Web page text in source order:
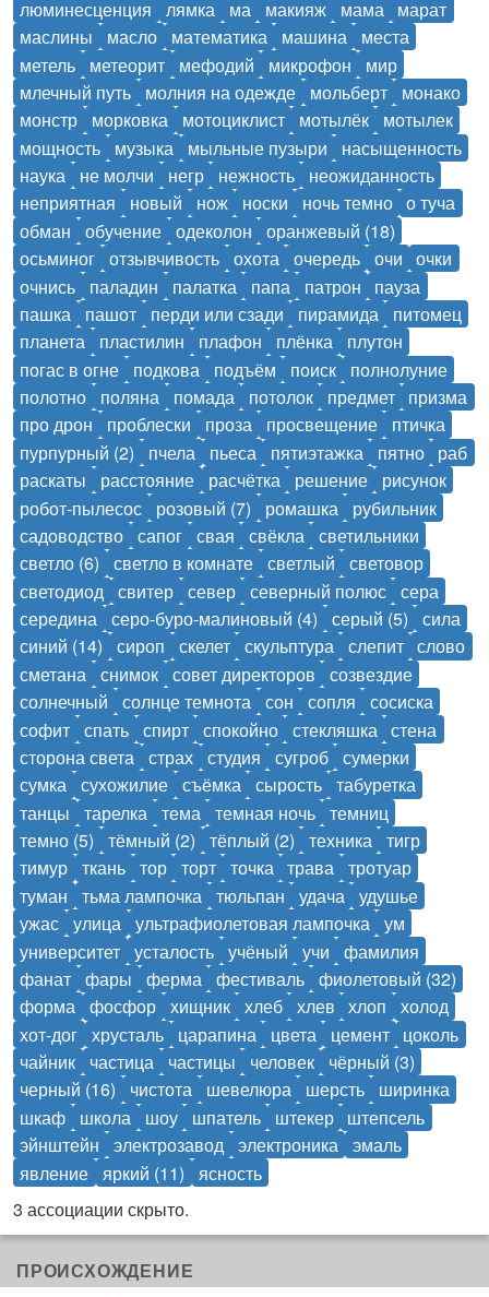
люминесценция лямка ма макияж мама марат
маслины
масло математика машина
места
метель
метеорит мефодий микрофон
мир
млечный путь
молния на одежде мольберт
монако
монстр
морковка мотоциклист мотылёк
мотылек
мощность
музыка мыльные пузыри
насыщенность
наука
не молчи негр нежность
неожиданность
неприятная
новый нож носки ночь темно о туча
обман
обучение одеколон
оранжевый (18)
осьминог отзывчивость охота очередь очи очки
очнись
паладин палатка папа патрон
пауза
пашка
пашот перди или сзади пирамида
питомец
планета
пластилин плафон плёнка
плутон
погас в огне
подкова подъём поиск
полнолуние
полотно
поляна помада потолок предмет призма
про дрон
проблески проза просвещение
птичка
пурпурный (2)
пчела пьеса пятиэтажка пятно раб
раскаты
расстояние расчётка решение
рисунок
робот-пылесос
розовый (7) ромашка
рубильник
садоводство сапог свая свёкла светильники
светло (6)
светло в комнате светлый
световор
светодиод свитер север северный полюс сера
середина серо-буро-малиновый (4) серый (5)
сила
синий (14)
сироп скелет скульптура слепит слово
сметана снимок совет директоров
созвездие
солнечный
солнце темнота сон сопля
сосиска
софит спать спирт спокойно стекляшка стена
сторона света страх студия сугроб сумерки
сумка сухожилие съёмка сырость табуретка
танцы
тарелка тема темная ночь темниц
темно (5)
тёмный (2) тёплый (2) техника тигр
тимур ткань тор торт точка трава тротуар
туман
тьма лампочка тюльпан удача удушье
ужас улица ультрафиолетовая лампочка ум
университет усталость учёный учи
фамилия
фанат фары ферма фестиваль фиолетовый (32)
форма фосфор хищник хлеб хлев хлоп
холод
хот-дог хрусталь царапина цвета цемент цоколь
чайник
частица частицы человек
чёрный (3)
черный (16)
чистота шевелюра шерсть
ширинка
шкаф
школа шоу шпатель штекер штепсель
эйнштейн
электрозавод электроника эмаль
явление
яркий (11)
ясность
3 ассоциации скрыто.
ПРОИСХОЖДЕНИЕ